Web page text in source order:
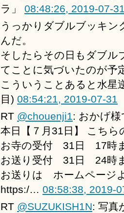
ラ」 08:48:26, 2019-07-31
うっかりダブルブッキン
んだ。
そしたらその日もダブル
てことに気づいたのが予
こういうことあると水星
目) 08:54:21, 2019-07-31
RT @chouenji1 : おかげ
本日【７月31日】 こちら
お寺の受付 31日 17時
お送り受付 31日 24時
お送りは ホームページ
https:/… 08:58:38, 2019-
RT @SUZUKISH1N: 写真